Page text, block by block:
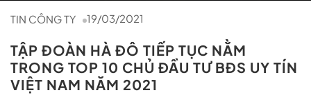
TUYỂN DỤNG
THƯ VIỆN
LIÊN HỆ
TIN CÔNG TY 19/03/2021
TẬP ĐOÀN HÀ ĐÔ TIẾP TỤC NẰM
TRONG TOP 10 CHỦ ĐẦU TƯ BĐS UY TÍN
VIỆT NAM NĂM 2021